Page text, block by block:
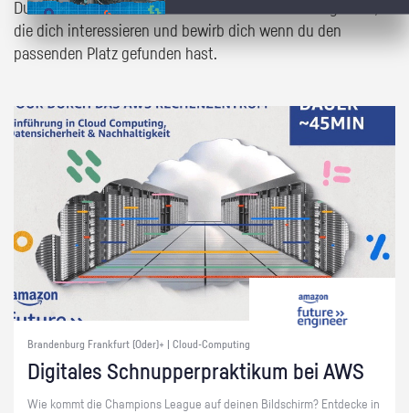
Du bist fast da! Klick dich durch die Praktikumsangebote,
die dich interessieren und bewirb dich wenn du den
passenden Platz gefunden hast.
Brandenburg Frankfurt (Oder)+ | Cloud-Computing
Di­gi­ta­les Schnup­per­prak­ti­kum bei AWS
Wie kommt die Cham­pi­ons Le­ague auf dei­nen Bild­schirm? Ent­de­cke in